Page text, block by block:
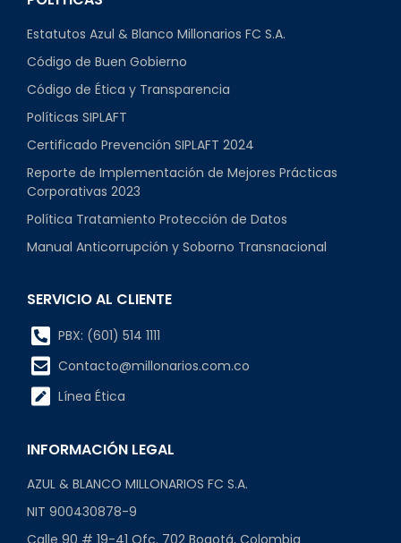
Estatutos Azul & Blanco Millonarios FC S.A.
Código de Buen Gobierno
Código de Ética y Transparencia
Políticas SIPLAFT
Certificado Prevención SIPLAFT 2024
Reporte de Implementación de Mejores Prácticas
Corporativas 2023
Política Tratamiento Protección de Datos
Manual Anticorrupción y Soborno Transnacional
SERVICIO AL CLIENTE
PBX: (601) 514 1111
Contacto@millonarios.com.co
Línea Ética
INFORMACIÓN LEGAL
AZUL & BLANCO MILLONARIOS FC S.A.
NIT 900430878-9